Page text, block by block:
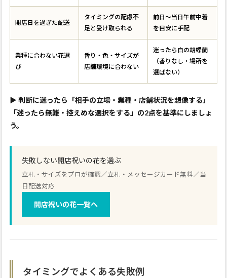
開店日を過ぎた配送
タイミングの配慮不
足と受け取られる
前日〜当日午前中着
を目安に手配
業種に合わない花選
び
香り・色・サイズが
店舗環境に合わない
迷ったら白の胡蝶蘭
（香りなし・場所を
選ばない）
▶ 判断に迷ったら「相手の立場・業種・店舗状況を想像する」
「迷ったら無難・控えめな選択をする」の2点を基準にしましょ
う。
失敗しない開店祝いの花を選ぶ
立札・サイズをプロが確認／立札・メッセージカード無料／当
日配送対応
開店祝いの花一覧へ
タイミングでよくある失敗例